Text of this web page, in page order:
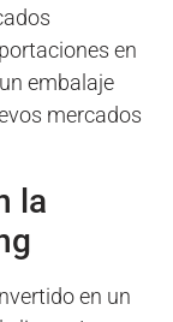
en
embalaje
mercados
la
en un